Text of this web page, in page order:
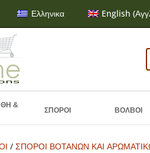
Ελληνικα English (
&
ΣΠΟΡΟΙ ΒΟΛΒΟΙ
/ΣΠΟΡΟΙ ΒΟΤΑΝΩΝ ΚΑΙ